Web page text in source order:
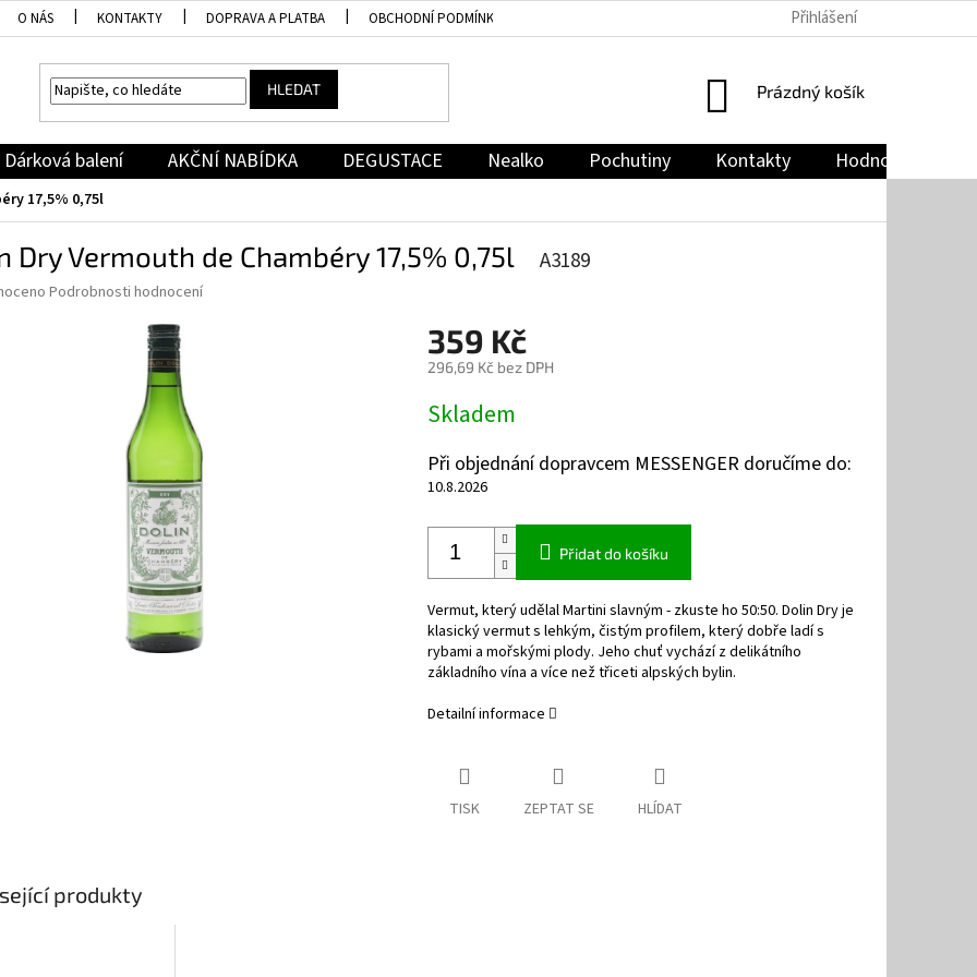
O NÁS KONTAKTY DOPRAVA A PLATBA OBCHODNÍ PODMÍNKY JAK NAKUPOVAT
Přihlášení
HLEDAT
NÁKUPNÍ
Prázdný košík
Dárková balení AKČNÍ NABÍDKA DEGUSTACE Nealko Pochutiny Kontakty Hodnocení
17,5% 0,75l
Dry Vermouth de Chambéry 17,5% 0,75l A3189
Podrobnosti hodnocení
359 Kč
296,69 Kč bez DPH
cena:
Skladem
Při objednání dopravcem MESSENGER doručíme do:
10.8.2026
Přidat do košíku
Vermut, který udělal Martini slavným - zkuste ho 50:50. Dolin Dry je
klasický vermut s lehkým, čistým profilem, který dobře ladí s
rybami a mořskými plody. Jeho chuť vychází z delikátního
základního vína a více než třiceti alpských bylin.
Detailní informace
TISK ZEPTAT SE HLÍDAT
produkty